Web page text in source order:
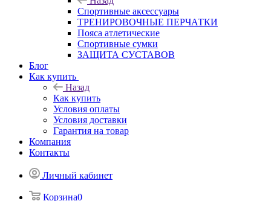
Спортивные аксессуары
ТРЕНИРОВОЧНЫЕ ПЕРЧАТКИ
Пояса атлетические
Спортивные сумки
ЗАЩИТА СУСТАВОВ
Блог
Как купить
Назад
Как купить
Условия оплаты
Условия доставки
Гарантия на товар
Компания
Контакты
Личный кабинет
Корзина0